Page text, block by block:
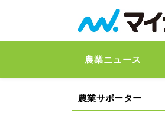
農業ニュース
農業サポーター